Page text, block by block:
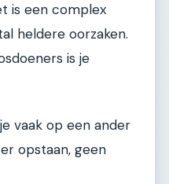
is een complex
heldere oorzaken.
is je
vaak op een ander
opstaan, geen